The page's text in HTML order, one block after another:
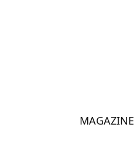
MAGAZINE